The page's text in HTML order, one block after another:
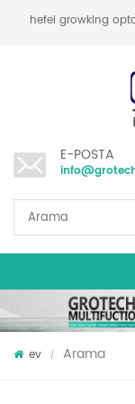
hefei growking
E-POSTA
ev / Arama